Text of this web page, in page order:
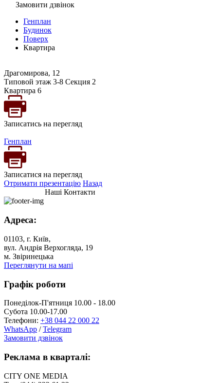
Замовити дзвінок
Генплан
Будинок
Поверх
Квартира
Драгомирова, 12
Типовой этаж 3-8 Секция 2
Квартира 6
Записатись на перегляд
Генплан
Записатися на перегляд
Отримати презентацію Назад
Наші Контакти
Адреса:
01103, г. Київ,
вул. Андрія Верхогляда, 19
м. Звіринецька
Переглянути на мапі
Графік роботи
Понеділок-П'ятниця 10.00 - 18.00
Субота 10.00-17.00
Телефони: +38 044 22 000 22
WhatsApp /Telegram
Замовити дзвінок
Реклама в кварталі:
CITY ONE MEDIA